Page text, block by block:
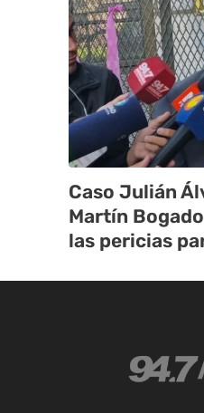
Caso Julián
Martín
las pericias